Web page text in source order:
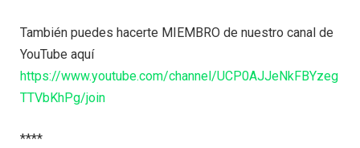
También puedes hacerte MIEMBRO de nuestro canal de
YouTube aquí
https://www.youtube.com/channel/UCP0AJJeNkFBYzeg
TTVbKhPg/join
****